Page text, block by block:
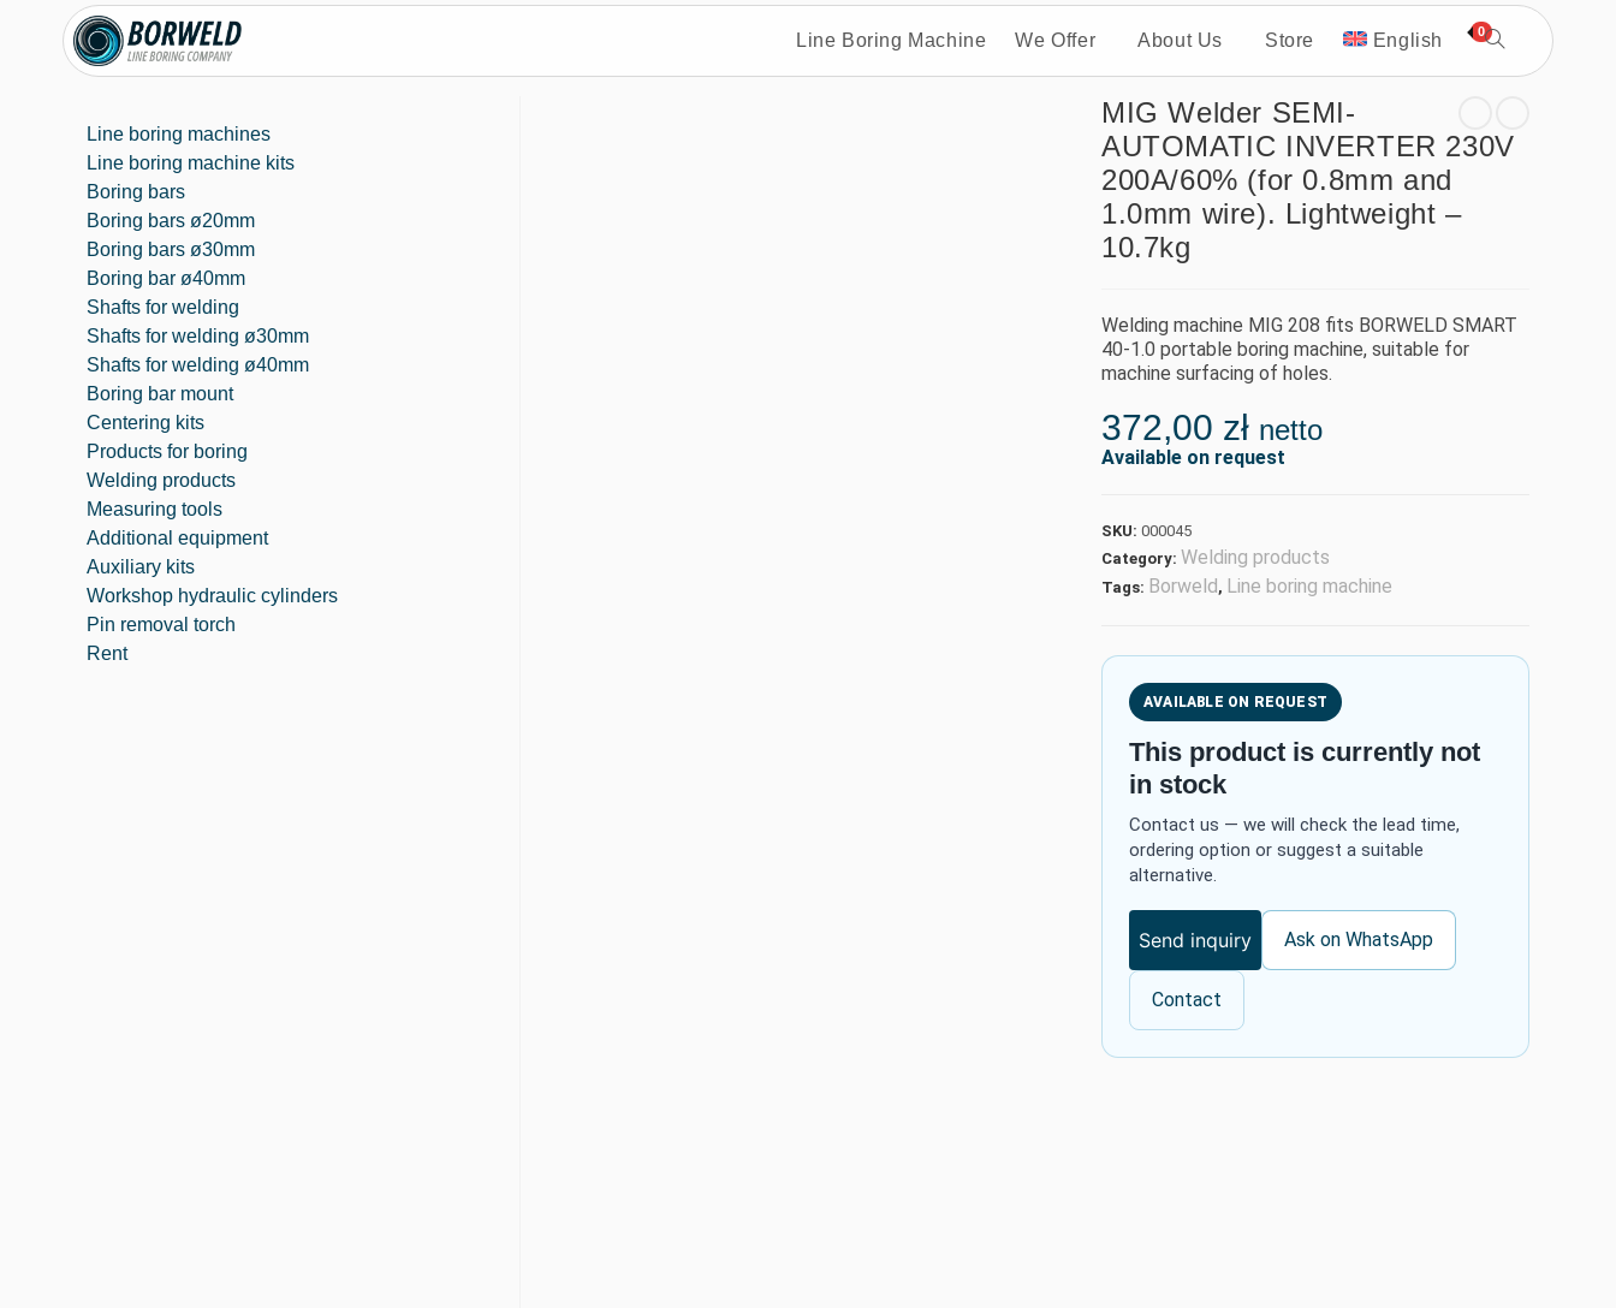
Line Boring Machine We Offer About Us Store English 0
MIG Welder SEMI-
AUTOMATIC INVERTER 230V
200A/60% (for 0.8mm and
1.0mm wire). Lightweight –
10.7kg
Welding machine MIG 208 fits BORWELD SMART
40-1.0 portable boring machine, suitable for
machine surfacing of holes.
372,00 zł netto
Available on request
SKU:000045
Category: Welding products
Tags: Borweld, Line boring machine
AVAILABLE ON REQUEST
This product is currently not
in stock
Contact us — we will check the lead time,
ordering option or suggest a suitable
alternative.
Send inquiry Ask on WhatsApp
Contact
Line boring machines
Line boring machine kits
Boring bars
Boring bars ø20mm
Boring bars ø30mm
Boring bar ø40mm
Shafts for welding
Shafts for welding ø30mm
Shafts for welding ø40mm
Boring bar mount
Centering kits
Products for boring
Welding products
Measuring tools
Additional equipment
Auxiliary kits
Workshop hydraulic cylinders
Pin removal torch
Rent